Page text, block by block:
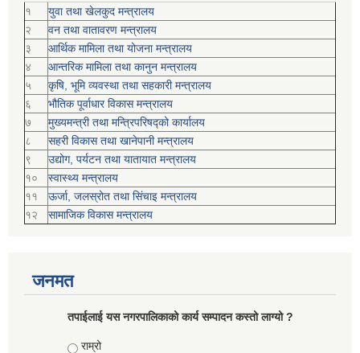
१
युवा तथा खेलकुद मन्त्रालय
२
वन तथा वातावरण मन्त्रालय
३
आर्थिक मामिला तथा योजना मन्त्रालय
४
आन्तरिक मामिला तथा कानुन मन्त्रालय
५
कृषि, भूमि व्यवस्था तथा सहकारी मन्त्रालय
६
भौतिक पूर्वाधार विकास मन्त्रालय
७
मुख्यमन्त्री तथा मन्त्रिपरिषद्को कार्यालय
८
सहरी विकास तथा खानेपानी मन्त्रालय
९
उद्योग, पर्यटन तथा यातायात मन्त्रालय
१०
स्वास्थ्य मन्त्रालय
११
ऊर्जा, जलस्रोत तथा सिंचाइ मन्त्रालय
१२
सामाजिक विकास मन्‍‍त्रालय
जनमत
तपाईलाई यस नगरपालिकाको कार्य सम्पादन कस्तो लाग्यो ?
Choices
राम्रो